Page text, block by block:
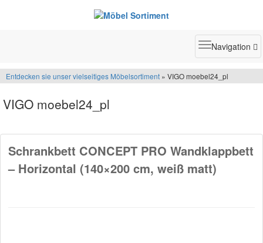
Toggle
Navigation
Entdecken sie unser vielseitiges Möbelsortiment » VIGO moebel24_pl
VIGO moebel24_pl
Schrankbett CONCEPT PRO Wandklappbett
– Horizontal (140×200 cm, weiß matt)